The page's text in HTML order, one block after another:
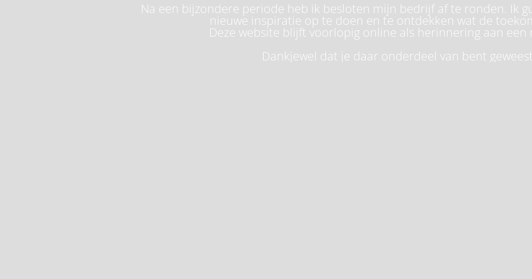
Na een bijzondere periode heb ik besloten mijn bedrijf af te ronden. Ik
nieuwe inspiratie op te doen en te ontdekken wat de
Deze website blijft voorlopig online als herinnering aan een
Dankjewel dat je daar onderdeel van bent